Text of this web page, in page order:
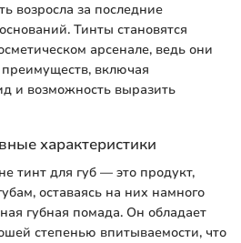
возросла за последние
Тинты становятся
арсенале, ведь они
включая
и возможность выразить
характеристики
тинт для губ — это продукт,
оставаясь на них намного
губная помада. Он обладает
степенью впитываемости, что